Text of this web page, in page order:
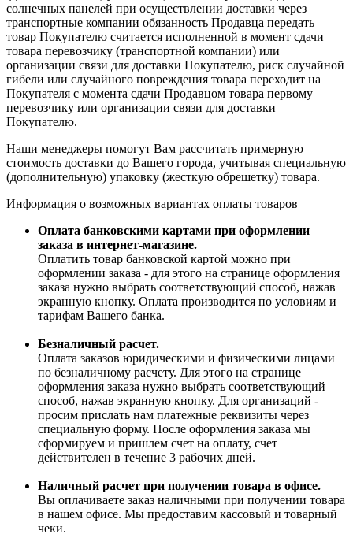
солнечных панелей при осуществлении доставки через
транспортные компании обязанность Продавца передать
товар Покупателю считается исполненной в момент сдачи
товара перевозчику (транспортной компании) или
организации связи для доставки Покупателю, риск случайной
гибели или случайного повреждения товара переходит на
Покупателя с момента сдачи Продавцом товара первому
перевозчику или организации связи для доставки
Покупателю.
Наши менеджеры помогут Вам рассчитать примерную
стоимость доставки до Вашего города, учитывая специальную
(дополнительную) упаковку (жесткую обрешетку) товара.
Информация о возможных вариантах оплаты товаров
Оплата банковскими картами при оформлении
заказа в интернет-магазине.
Оплатить товар банковской картой можно при
оформлении заказа - для этого на странице оформления
заказа нужно выбрать соответствующий способ, нажав
экранную кнопку. Оплата производится по условиям и
тарифам Вашего банка.
Безналичный расчет.
Оплата заказов юридическими и физическими лицами
по безналичному расчету. Для этого на странице
оформления заказа нужно выбрать соответствующий
способ, нажав экранную кнопку. Для организаций -
просим прислать нам платежные реквизиты через
специальную форму. После оформления заказа мы
сформируем и пришлем счет на оплату, счет
действителен в течение 3 рабочих дней.
Наличный расчет при получении товара в офисе.
Вы оплачиваете заказ наличными при получении товара
в нашем офисе. Мы предоставим кассовый и товарный
чеки.